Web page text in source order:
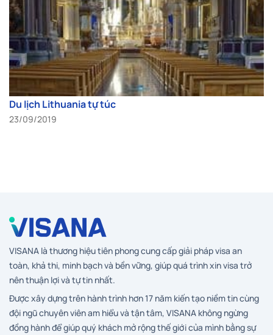
Du lịch Lithuania tự túc
23/09/2019
VISANA là thương hiệu tiên phong cung cấp giải pháp visa an
toàn, khả thi, minh bạch và bền vững, giúp quá trình xin visa trở
nên thuận lợi và tự tin nhất.
Được xây dựng trên hành trình hơn 17 năm kiến tạo niềm tin cùng
đội ngũ chuyên viên am hiểu và tận tâm, VISANA không ngừng
đồng hành để giúp quý khách mở rộng thế giới của mình bằng sự